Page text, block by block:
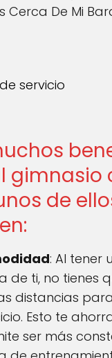
Cerca De Mi
servicio
gimnasio
de
: Al tener
de ti, no tienes
distancias
Esto te
ser más